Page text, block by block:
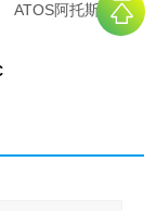
ATOS阿托斯安全